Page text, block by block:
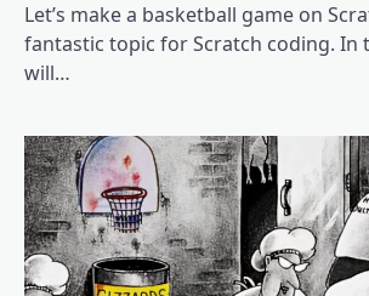
Let’s make a basketball game on
fantastic topic for Scratch coding. In
will…